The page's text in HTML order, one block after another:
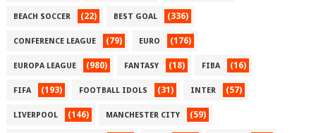
BEACH SOCCER (22) BEST GOAL (336)
CONFERENCE LEAGUE (79) EURO (176)
EUROPA LEAGUE (980) FANTASY (18) FIBA (16)
FIFA (193) FOOTBALL IDOLS (31) INTER (57)
LIVERPOOL (146) MANCHESTER CITY (59)